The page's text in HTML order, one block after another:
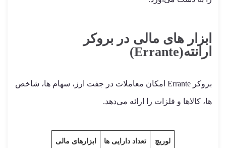
ابزار های مالی در بروکر
ارانته(Errante)
بروکر Errante امکان معاملات در جفت ارز، سهام ها، شاخص
ها، کالاها و فلزات را ارائه می‌دهد.
لوریچ تعداد دارایی ها ابزارهای مالی